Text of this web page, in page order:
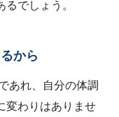
でしょう。
から
あれ、自分の体調
変わりはありませ